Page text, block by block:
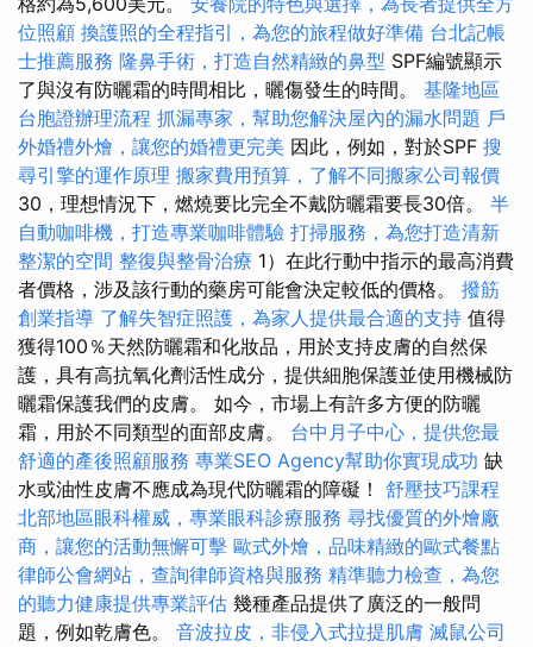
位照顧 換護照的全程指引，為您的旅程做好準備 台北記帳
士推薦服務 隆鼻手術，打造自然精緻的鼻型 SPF編號顯示
了與沒有防曬霜的時間相比，曬傷發生的時間。 基隆地區
台胞證辦理流程 抓漏專家，幫助您解決屋內的漏水問題 戶
外婚禮外燴，讓您的婚禮更完美 因此，例如，對於SPF 搜
尋引擎的運作原理 搬家費用預算，了解不同搬家公司報價
30，理想情況下，燃燒要比完全不戴防曬霜要長30倍。 半
自動咖啡機，打造專業咖啡體驗 打掃服務，為您打造清新
整潔的空間 整復與整骨治療 1）在此行動中指示的最高消費
者價格，涉及該行動的藥房可能會決定較低的價格。 撥筋
創業指導 了解失智症照護，為家人提供最合適的支持 值得
獲得100％天然防曬霜和化妝品，用於支持皮膚的自然保
護，具有高抗氧化劑活性成分，提供細胞保護並使用機械防
曬霜保護我們的皮膚。 如今，市場上有許多方便的防曬
霜，用於不同類型的面部皮膚。 台中月子中心，提供您最
舒適的產後照顧服務 專業SEO Agency幫助你實現成功 缺
水或油性皮膚不應成為現代防曬霜的障礙！ 舒壓技巧課程
北部地區眼科權威，專業眼科診療服務 尋找優質的外燴廠
商，讓您的活動無懈可擊 歐式外燴，品味精緻的歐式餐點
律師公會網站，查詢律師資格與服務 精準聽力檢查，為您
的聽力健康提供專業評估 幾種產品提供了廣泛的一般問
題，例如乾膚色。 音波拉皮，非侵入式拉提肌膚 滅鼠公司